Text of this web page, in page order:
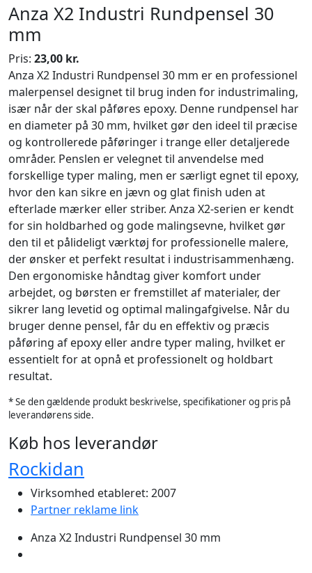
Anza X2 Industri Rundpensel 30
mm
Pris: 23,00 kr.
Anza X2 Industri Rundpensel 30 mm er en professionel
malerpensel designet til brug inden for industrimaling,
især når der skal påføres epoxy. Denne rundpensel har
en diameter på 30 mm, hvilket gør den ideel til præcise
og kontrollerede påføringer i trange eller detaljerede
områder. Penslen er velegnet til anvendelse med
forskellige typer maling, men er særligt egnet til epoxy,
hvor den kan sikre en jævn og glat finish uden at
efterlade mærker eller striber. Anza X2-serien er kendt
for sin holdbarhed og gode malingsevne, hvilket gør
den til et pålideligt værktøj for professionelle malere,
der ønsker et perfekt resultat i industrisammenhæng.
Den ergonomiske håndtag giver komfort under
arbejdet, og børsten er fremstillet af materialer, der
sikrer lang levetid og optimal malingafgivelse. Når du
bruger denne pensel, får du en effektiv og præcis
påføring af epoxy eller andre typer maling, hvilket er
essentielt for at opnå et professionelt og holdbart
resultat.
* Se den gældende produkt beskrivelse, specifikationer og pris på
leverandørens side.
Køb hos leverandør
Rockidan
Virksomhed etableret: 2007
Partner reklame link
Anza X2 Industri Rundpensel 30 mm